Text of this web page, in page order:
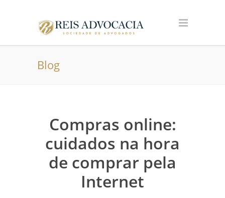
Blog
Compras online:
cuidados na hora
de comprar pela
Internet